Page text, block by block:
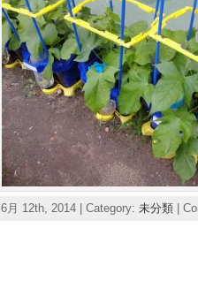
6月 12th, 2014 | Category: 未分類|